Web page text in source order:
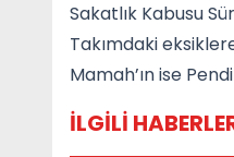
Sakatlık Kabusu
Takımdaki
Mamah’ın ise
İLGİLİ